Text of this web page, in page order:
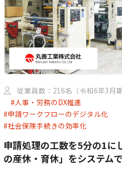
従業員数：216名（令和6年3月期
#人事・労務のDX推進
#申請ワークフローのデジタル化
#社会保険手続きの効率化
申請処理の工数を5分の1に
の産休・育休」をシステム